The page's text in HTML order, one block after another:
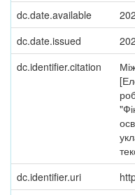
dc.date.available
dc.date.issued
dc.identifier.citation
dc.identifier.uri